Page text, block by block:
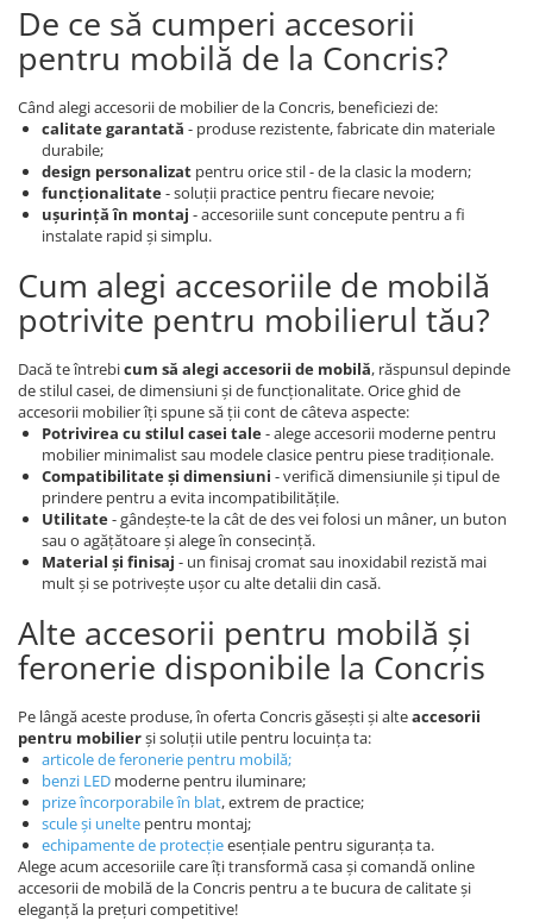
De ce să cumperi accesorii
pentru mobilă de la Concris?
Când alegi accesorii de mobilier de la Concris, beneficiezi de:
calitate garantată - produse rezistente, fabricate din materiale
durabile;
design personalizat pentru orice stil - de la clasic la modern;
funcționalitate- soluții practice pentru fiecare nevoie;
ușurință în montaj - accesoriile sunt concepute pentru a fi
instalate rapid și simplu.
Cum alegi accesoriile de mobilă
potrivite pentru mobilierul tău?
Dacă te întrebicum să alegi accesorii de mobilă, răspunsul depinde
de stilul casei, de dimensiuni și de funcționalitate. Orice ghid de
accesorii mobilier îți spune să ții cont de câteva aspecte:
Potrivirea cu stilul casei tale- alege accesorii moderne pentru
mobilier minimalist sau modele clasice pentru piese tradiționale.
Compatibilitate și dimensiuni - verifică dimensiunile și tipul de
prindere pentru a evita incompatibilitățile.
Utilitate- gândește-te la cât de des vei folosi un mâner, un buton
sau o agățătoare și alege în consecință.
Material și finisaj - un finisaj cromat sau inoxidabil rezistă mai
mult și se potrivește ușor cu alte detalii din casă.
Alte accesorii pentru mobilă și
feronerie disponibile la Concris
Pe lângă aceste produse, în oferta Concris găsești și alteaccesorii
pentru mobilierși soluții utile pentru locuința ta:
articole de feronerie pentru mobilă;
benzi LED moderne pentru iluminare;
prize încorporabile în blat, extrem de practice;
scule și unelte pentru montaj;
echipamente de protecțieesențiale pentru siguranța ta.
Alege acum accesoriile care îți transformă casa și comandă online
accesorii de mobilă de la Concris pentru a te bucura de calitate și
eleganță la prețuri competitive!